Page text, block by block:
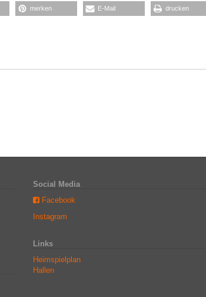
merken E-Mail drucken
Social Media
Facebook
Instagram
Links
Heimspielplan
Hallen